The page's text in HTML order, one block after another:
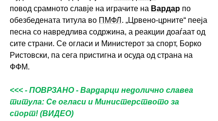
повод срамното славје на играчите на Вардар по
обезбедената титула во ПМФЛ . „Црвено-црните“ пееја
песна со навредлива содржина, а реакции доаѓаат од
сите страни. Се огласи и Министерот за спорт, Борко
Ристовски, па сега пристигна и осуда од страна на
ФФМ.
<<< - ПОВРЗАНО - Вардарци недолично славеа
титула: Се огласи и Министерството за
спорт! (ВИДЕО)